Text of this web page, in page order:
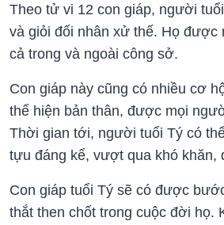
Theo tử vi 12 con giáp, người
và giỏi đối nhân xử thế. Họ được
cả trong và ngoài công sở.
Con giáp này cũng có nhiều cơ
thể hiện bản thân, được mọi
Thời gian tới, người tuổi Tý có
tựu đáng kể, vượt qua khó khăn,
Con giáp tuổi Tý sẽ có được
thắt then chốt trong cuộc đời họ.